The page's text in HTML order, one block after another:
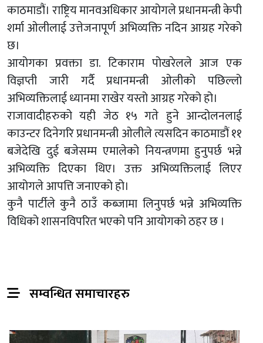
काठमाडौं। राष्ट्रिय मानवअधिकार आयोगले प्रधानमन्त्री केपी
शर्मा ओलीलाई उत्तेजनापूर्ण अभिव्यक्ति नदिन आग्रह गरेको
छ।
आयोगका प्रवक्ता डा. टिकाराम पोखरेलले आज एक
विज्ञप्ती जारी गर्दै प्रधानमन्त्री ओलीको पछिल्लो
अभिव्यक्तिलाई ध्यानमा राखेर यस्तो आग्रह गरेको हो।
राजावादीहरुको यही जेठ १५ गते हुने आन्दोलनलाई
काउन्टर दिनेगरि प्रधानमन्त्री ओलीले त्यसदिन काठमाडौं ११
बजेदेखि दुई बजेसम्म एमालेको नियन्त्रणमा हुनुपर्छ भन्ने
अभिव्यक्ति दिएका थिए। उक्त अभिव्यक्तिलाई लिएर
आयोगले आपत्ति जनाएको हो।
कुनै पार्टीले कुनै ठाउँ कब्जामा लिनुपर्छ भन्ने अभिव्यक्ति
विधिको शासनविपरित भएको पनि आयोगको ठहर छ ।
सम्वन्धित समाचारहरु